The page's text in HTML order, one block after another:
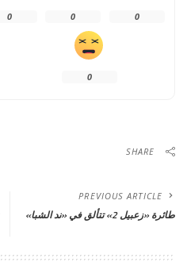
0
0
0
0
SHARE
PREVIOUS ARTICLE
طائرة «زعبيل 2» تتألق في «ند الشبا»